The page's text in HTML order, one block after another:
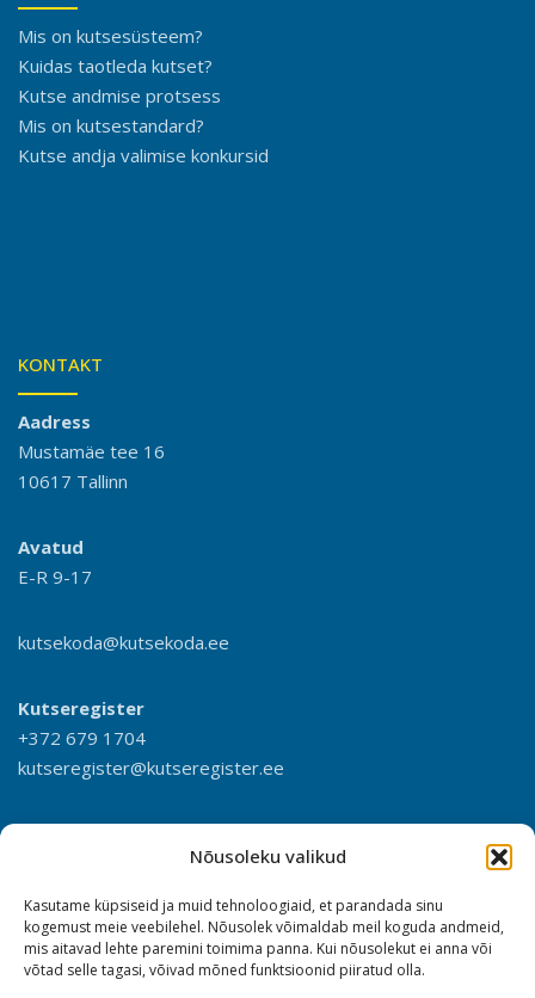
Nõusoleku valikud
Kasutame küpsiseid ja muid tehnoloogiaid, et parandada sinu
kogemust meie veebilehel. Nõusolek võimaldab meil koguda andmeid,
mis aitavad lehte paremini toimima panna. Kui nõusolekut ei anna või
võtad selle tagasi, võivad mõned funktsioonid piiratud olla.
Mis on kutsesüsteem?
Kuidas taotleda kutset?
Kutse andmise protsess
Mis on kutsestandard?
Kutse andja valimise konkursid
KONTAKT
Aadress
Mustamäe tee 16
10617 Tallinn
Avatud
E-R 9-17
kutsekoda@kutsekoda.ee
Kutseregister
+372 679 1704
kutseregister@kutseregister.ee